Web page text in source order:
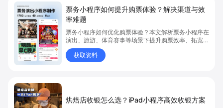
票务小程序如何提升购票体验？解决渠道与效
率难题
票务小程序如何优化购票体验？本文解析票务小程序在
演出、旅游、体育赛事等场景下提升购票效率、拓宽销
售渠道、实现会员精准营销的具体方式。关键词包括
“票务小程序”、“购票体验”、“购票效率”。
获取资料
烘焙店收银怎么选？iPad小程序高效收银方案